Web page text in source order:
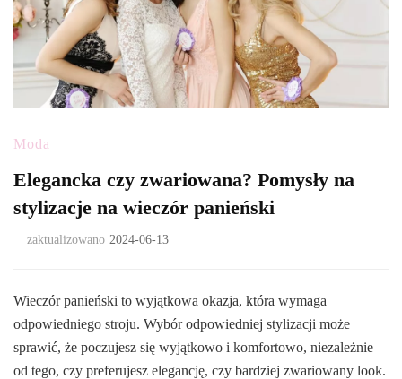
Moda
Elegancka czy zwariowana? Pomysły na
stylizacje na wieczór panieński
zaktualizowano 2024-06-13
Wieczór panieński to wyjątkowa okazja, która wymaga
odpowiedniego stroju. Wybór odpowiedniej stylizacji może
sprawić, że poczujesz się wyjątkowo i komfortowo, niezależnie
od tego, czy preferujesz elegancję, czy bardziej zwariowany look.